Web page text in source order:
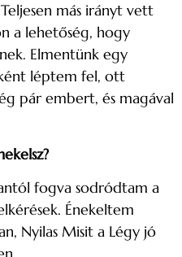
más irányt vett
a lehetőség, hogy
Elmentünk egy
léptem fel, ott
pár embert, és magával
fogva sodródtam a
Énekeltem
Nyilas Misit a Légy jó